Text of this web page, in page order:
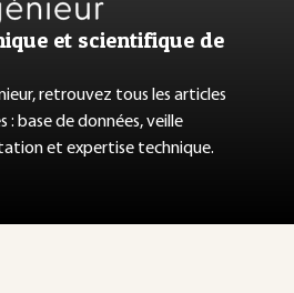
et scientifique de
retrouvez tous les articles
base de données, veille
et expertise technique.